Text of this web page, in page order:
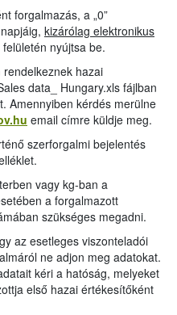
forgalmazás, a „0”
kizárólag elektronikus
nyújtsa be.
hazai
data_ Hungary.xls fájlban
Amennyiben kérdés merülne
email címre küldje meg.
szerforgalmi bejelentés
vagy kg-ban a
a forgalmazott
szükséges megadni.
az esetleges viszonteladói
ne adjon meg adatokat.
kéri a hatóság, melyeket
első hazai értékesítőként